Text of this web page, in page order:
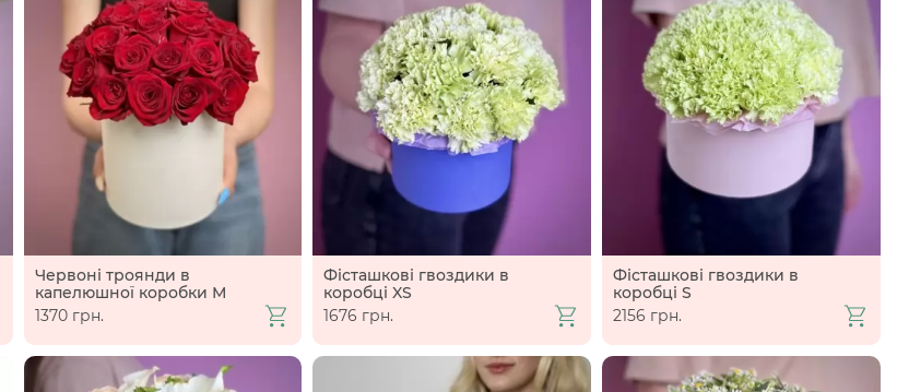
Червоні троянди в
капелюшної коробки М
1370 грн.
Фісташкові гвоздики в
коробці XS
1676 грн.
Фісташкові гвоздики в
коробці S
2156 грн.